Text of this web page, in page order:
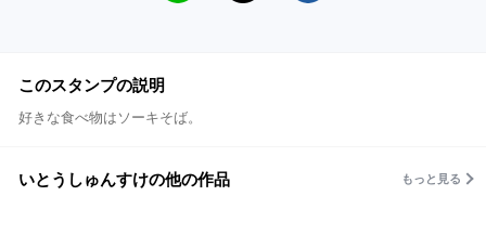
このスタンプの説明
好きな食べ物はソーキそば。
いとうしゅんすけの他の作品 もっと見る